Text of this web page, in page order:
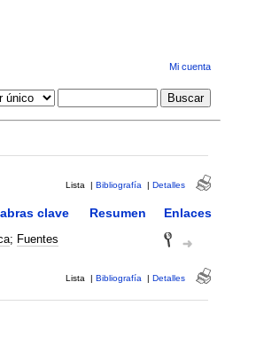
Mi cuenta
Lista | Bibliografía | Detalles
clave Resumen Enlaces
; Fuentes
Lista | Bibliografía | Detalles